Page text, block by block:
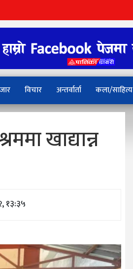
विचार अन्तर्वार्ता कला/साहित्य
खाद्यान्न
१३:३५